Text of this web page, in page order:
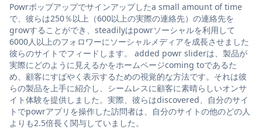
Powrポップアップでサインアップしたa small amount of time
で、彼らは250％以上（600以上の実際の連絡先）の連絡先を
growすることができ、steadilyはpowrソーシャルを利用して
6000人以上のフォロワーにソーシャルメディアを成長させました
彼らのサイトでフィードします。 added powr sliderは、製品が
実際にどのように見えるかをホームページcoming toであるた
め、顧客にすばやく表示するための視覚的な方法です。それは彼
らの製品を上手に紹介し、シームレスに顧客に素晴らしいオンサ
イト体験を提供しました。実際、彼らはdiscovered、自分のサイ
トでpowrアプリを操作した訪問者は、自分のサイトの他のどの人
よりも2.5倍長く関与していました。